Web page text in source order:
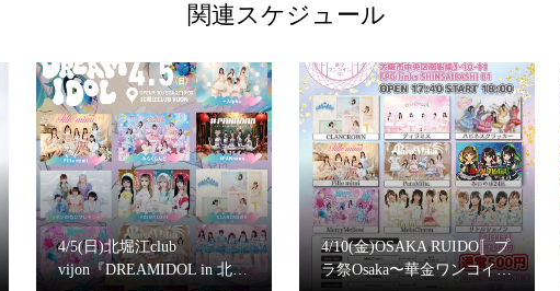
関連スケジュール
4/5(日)北堀江club
vijon『DREAMIDOL in 北…
4/10(金)OSAKA RUIDO〚プ
ラ祭Osaka〜華金ワンコイ…